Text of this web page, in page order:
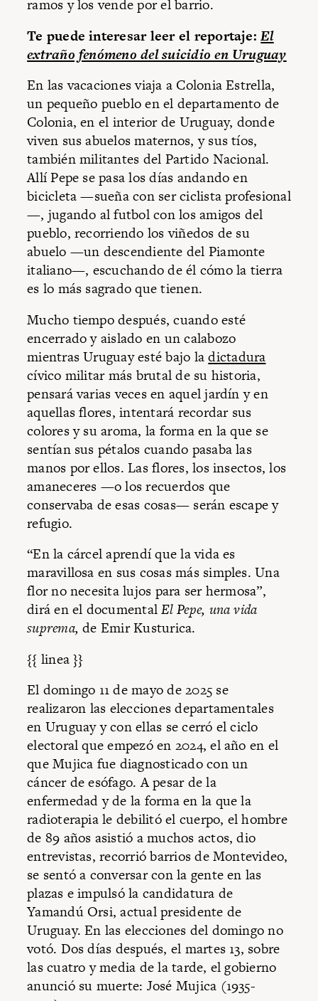
ramos y los vende por el barrio.
Te puede interesar leer el reportaje: El
extraño fenómeno del suicidio en Uruguay
En las vacaciones viaja a Colonia Estrella,
un pequeño pueblo en el departamento de
Colonia, en el interior de Uruguay, donde
viven sus abuelos maternos, y sus tíos,
también militantes del Partido Nacional.
Allí Pepe se pasa los días andando en
bicicleta —sueña con ser ciclista profesional
—, jugando al futbol con los amigos del
pueblo, recorriendo los viñedos de su
abuelo —un descendiente del Piamonte
italiano—, escuchando de él cómo la tierra
es lo más sagrado que tienen.
Mucho tiempo después, cuando esté
encerrado y aislado en un calabozo
mientras Uruguay esté bajo ladictadura
cívico militar más brutal de su historia,
pensará varias veces en aquel jardín y en
aquellas flores, intentará recordar sus
colores y su aroma, la forma en la que se
sentían sus pétalos cuando pasaba las
manos por ellos. Las flores, los insectos, los
amaneceres —o los recuerdos que
conservaba de esas cosas— serán escape y
refugio.
“En la cárcel aprendí que la vida es
maravillosa en sus cosas más simples. Una
flor no necesita lujos para ser hermosa”,
dirá en el documentalEl Pepe, una vida
suprema,de Emir Kusturica.
{{ linea }}
El domingo 11 de mayo de 2025 se
realizaron las elecciones departamentales
en Uruguay y con ellas se cerró el ciclo
electoral que empezó en 2024, el año en el
que Mujica fue diagnosticado con un
cáncer de esófago. A pesar de la
enfermedad y de la forma en la que la
radioterapia le debilitó el cuerpo, el hombre
de 89 años asistió a muchos actos, dio
entrevistas, recorrió barrios de Montevideo,
se sentó a conversar con la gente en las
plazas e impulsó la candidatura de
Yamandú Orsi, actual presidente de
Uruguay. En las elecciones del domingo no
votó. Dos días después, el martes 13, sobre
las cuatro y media de la tarde, el gobierno
anunció su muerte: José Mujica (1935-